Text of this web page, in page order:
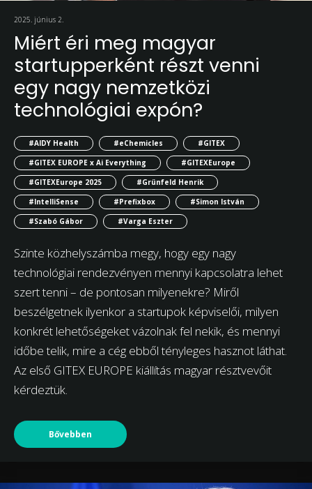
2025. június 2.
Miért éri meg magyar
startupperként részt venni
egy nagy nemzetközi
technológiai expón?
#AIDY Health #eChemicles
#GITEX
#GITEX EUROPE x Ai Everything
#GITEXEurope
#GITEXEurope 2025
#Grünfeld Henrik
#IntelliSense
#Prefixbox
#Simon István
#Szabó Gábor
#Varga Eszter
Szinte közhelyszámba megy, hogy egy nagy
technológiai rendezvényen mennyi kapcsolatra lehet
szert tenni – de pontosan milyenekre? Miről
beszélgetnek ilyenkor a startupok képviselői, milyen
konkrét lehetőségeket vázolnak fel nekik, és mennyi
időbe telik, mire a cég ebből tényleges hasznot láthat.
Az első GITEX EUROPE kiállítás magyar résztvevőit
kérdeztük.
Bővebben